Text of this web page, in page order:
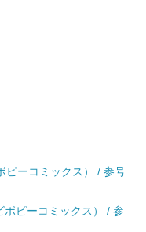
ピーコミックス） / 参号
ピーコミックス） / 参